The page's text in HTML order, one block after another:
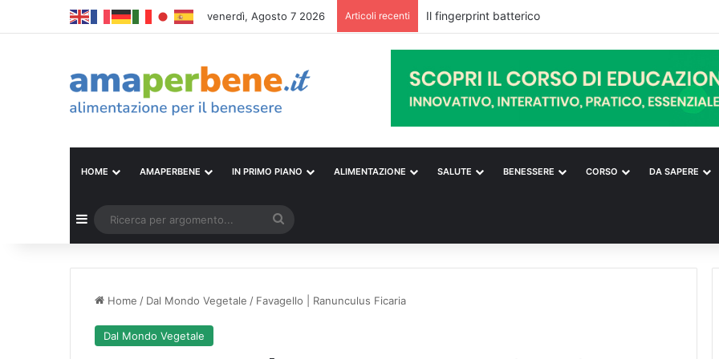
venerdì, Agosto 7 2026 Articoli recenti
HOME AMAPERBENE IN PRIMO PIANO ALIMENTAZIONE SALUTE BENESSERE CORSO DA SAPERE
Barra laterale
per
Home / Dal Mondo Vegetale / Favagello | Ranunculus Ficaria
Dal Mondo Vegetale